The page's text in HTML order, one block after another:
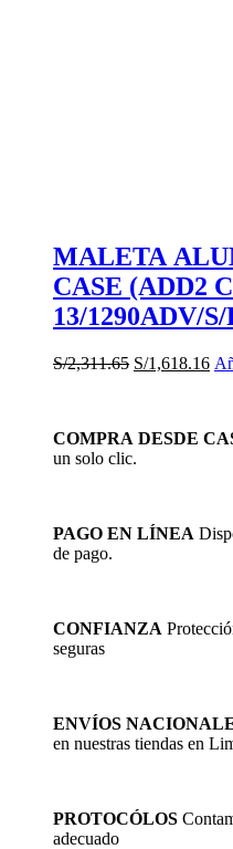
MALETA
CASE (ADD2
13/1290ADV/
S/2,311.65 El
S/2,311.65.
S/1,618.16El
S/
COMPRA DESDE
un solo clic.
PAGO EN LÍNEA
de pago.
CONFIANZA
seguras
ENVÍOS
en nuestras tiendas en
PROTOCÓLOS
adecuado